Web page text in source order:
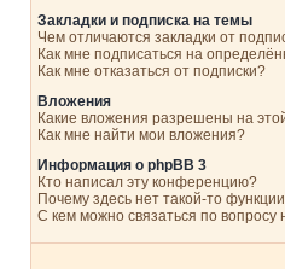
Закладки и подписка на темы
Чем отличаются закладки от
Как мне подписаться на
Как мне отказаться от подписки?
Вложения
Какие вложения разрешены на
Как мне найти мои вложения?
Информация о phpBB 3
Кто написал эту конференцию?
Почему здесь нет такой-то
С кем можно связаться по вопросу